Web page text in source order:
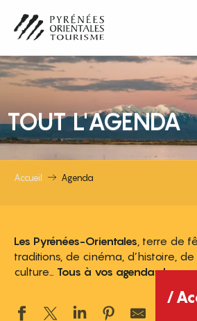
contenu
principal
TOUT L'AGENDA
Accueil Agenda
Les Pyrénées-Orientales , terre de
traditions, de cinéma, d’histoire,
culture… Tous à vos agendas !